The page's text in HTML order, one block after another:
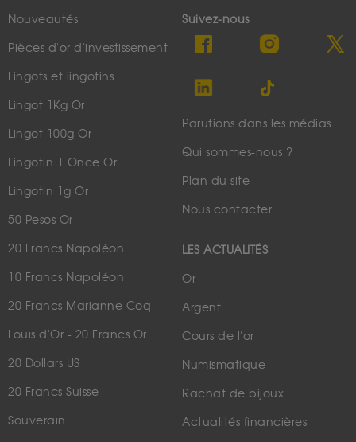
Nouveautés
Pièces d'or d'investissement
Lingots et lingotins
Lingot 1Kg Or
Lingot 100g Or
Lingotin 1 Once Or
Lingotin 1g Or
50 Pesos Or
20 Francs Napoléon
10 Francs Napoléon
20 Francs Marianne Coq
Louis d'Or - 20 Francs Or
20 Dollars US
20 Francs Suisse
Souverain
Suivez-nous
Parutions dans les médias
Qui sommes-nous ?
Plan du site
Nous contacter
LES ACTUALITÉS
Or
Argent
Cours de l'or
Numismatique
Rachat de bijoux
Actualités financières